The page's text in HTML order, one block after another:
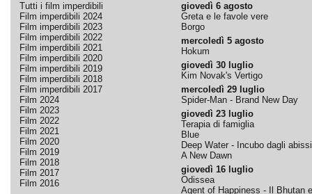
Tutti i film imperdibili
Film imperdibili 2024
Film imperdibili 2023
Film imperdibili 2022
Film imperdibili 2021
Film imperdibili 2020
Film imperdibili 2019
Film imperdibili 2018
Film imperdibili 2017
Film 2024
Film 2023
Film 2022
Film 2021
Film 2020
Film 2019
Film 2018
Film 2017
Film 2016
giovedì 6 agosto
Greta e le favole vere
Borgo
mercoledì 5 agosto
Hokum
giovedì 30 luglio
Kim Novak's Vertigo
mercoledì 29 luglio
Spider-Man - Brand New Day
giovedì 23 luglio
Terapia di famiglia
Blue
Deep Water - Incubo dagli abissi
A New Dawn
giovedì 16 luglio
Odissea
Agent of Happiness - Il Bhutan